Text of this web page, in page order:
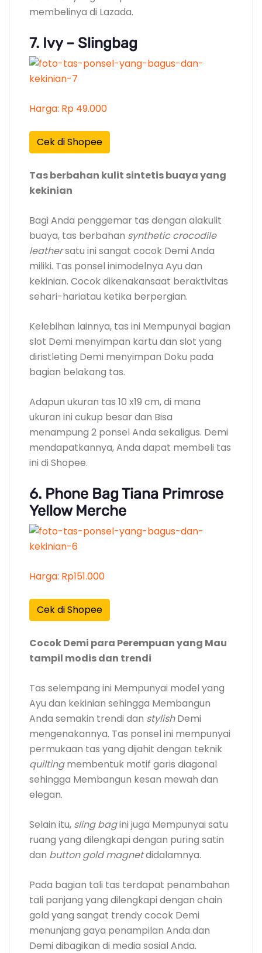
membelinya di Lazada.
7. Ivy – Slingbag
Harga: Rp 49.000
Cek di Shopee
Tas berbahan kulit sintetis buaya yang
kekinian
Bagi Anda penggemar tas dengan alakulit
buaya, tas berbahan synthetic crocodile
leathersatu ini sangat cocok Demi Anda
miliki. Tas ponsel inimodelnya Ayu dan
kekinian. Cocok dikenakansaat beraktivitas
sehari-hariatau ketika berpergian.
Kelebihan lainnya, tas ini Mempunyai bagian
slot Demi menyimpan kartu dan slot yang
diristleting Demi menyimpan Doku pada
bagian belakang tas.
Adapun ukuran tas 10 x19 cm, di mana
ukuran ini cukup besar dan Bisa
menampung 2 ponsel Anda sekaligus. Demi
mendapatkannya, Anda dapat membeli tas
ini di Shopee.
6. Phone Bag Tiana Primrose
Yellow Merche
Harga: Rp151.000
Cek di Shopee
Cocok Demi para Perempuan yang Mau
tampil modis dan trendi
Tas selempang ini Mempunyai model yang
Ayu dan kekinian sehingga Membangun
Anda semakin trendi dan stylishDemi
mengenakannya. Tas ponsel ini mempunyai
permukaan tas yang dijahit dengan teknik
quiltingmembentuk motif garis diagonal
sehingga Membangun kesan mewah dan
elegan.
Selain itu, sling bagini juga Mempunyai satu
ruang yang dilengkapi dengan puring satin
dan button gold magnetdidalamnya.
Pada bagian tali tas terdapat penambahan
tali panjang yang dilengkapi dengan chain
gold yang sangat trendy cocok Demi
menunjang gaya penampilan Anda dan
Demi dibagikan di media sosial Anda.